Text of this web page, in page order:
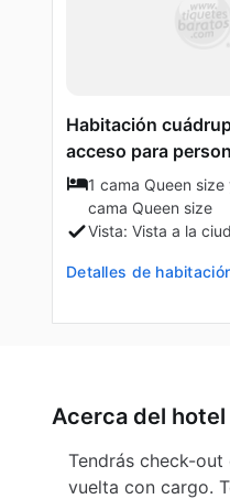
Habitación
acceso para
1 cama Queen size
cama Queen size
Vista: Vista a la
Detalles de
Acerca del hotel
Tendrás check-
vuelta con cargo.